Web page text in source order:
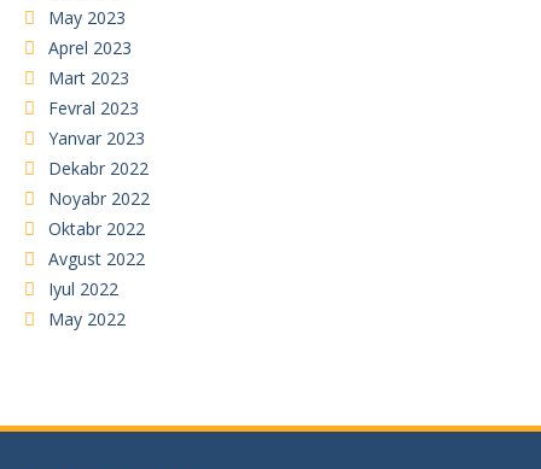
May 2023
Aprel 2023
Mart 2023
Fevral 2023
Yanvar 2023
Dekabr 2022
Noyabr 2022
Oktabr 2022
Avgust 2022
Iyul 2022
May 2022